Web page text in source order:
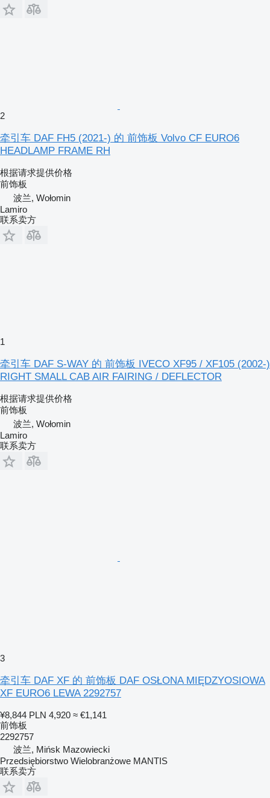
2
牵引车 DAF FH5 (2021-) 的 前饰板 Volvo CF EURO6
HEADLAMP FRAME RH
根据请求提供价格
前饰板
波兰, Wołomin
Lamiro
联系卖方
1
牵引车 DAF S-WAY 的 前饰板 IVECO XF95 / XF105 (2002-)
RIGHT SMALL CAB AIR FAIRING / DEFLECTOR
根据请求提供价格
前饰板
波兰, Wołomin
Lamiro
联系卖方
3
牵引车 DAF XF 的 前饰板 DAF OSŁONA MIĘDZYOSIOWA
XF EURO6 LEWA 2292757
¥8,844 PLN 4,920 ≈ €1,141
前饰板
2292757
波兰, Mińsk Mazowiecki
Przedsiębiorstwo Wielobranżowe MANTIS
联系卖方